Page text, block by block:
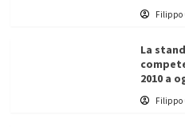
Filippo
La
2010 a
Filippo